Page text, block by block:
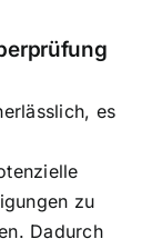
es
zu
Dadurch